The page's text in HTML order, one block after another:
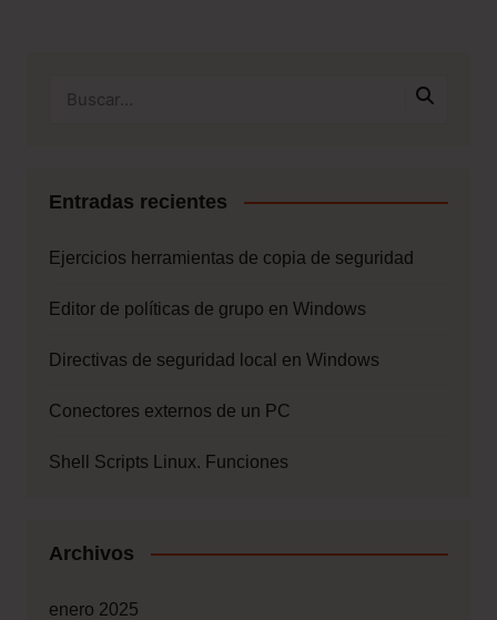
Entradas recientes
Ejercicios herramientas de copia de seguridad
Editor de políticas de grupo en Windows
Directivas de seguridad local en Windows
Conectores externos de un PC
Shell Scripts Linux. Funciones
Archivos
enero 2025